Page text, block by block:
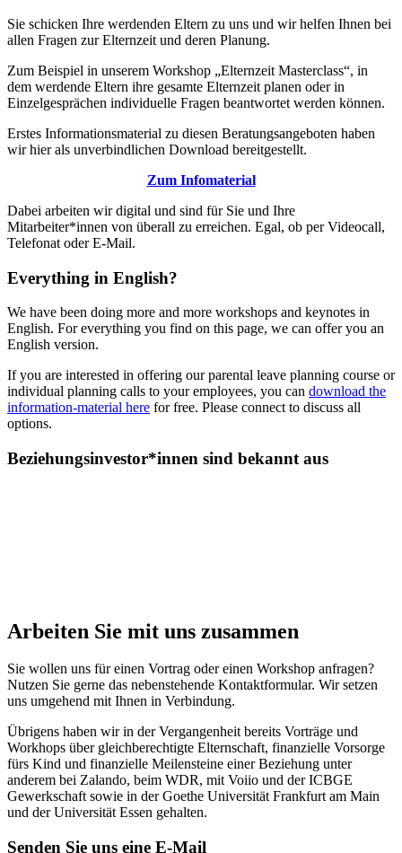
Sie schicken Ihre werdenden Eltern zu uns und wir helfen Ihnen bei
allen Fragen zur Elternzeit und deren Planung.
Zum Beispiel in unserem Workshop „Elternzeit Masterclass“, in
dem werdende Eltern ihre gesamte Elternzeit planen oder in
Einzelgesprächen individuelle Fragen beantwortet werden können.
Erstes Informationsmaterial zu diesen Beratungsangeboten haben
wir hier als unverbindlichen Download bereitgestellt.
Zum Infomaterial
Dabei arbeiten wir digital und sind für Sie und Ihre
Mitarbeiter*innen von überall zu erreichen. Egal, ob per Videocall,
Telefonat oder E-Mail.
Everything in English?
We have been doing more and more workshops and keynotes in
English. For everything you find on this page, we can offer you an
English version.
If you are interested in offering our parental leave planning course or
individual planning calls to your employees, you can download the
information-material here for free. Please connect to discuss all
options.
Beziehungsinvestor*innen sind bekannt aus
Arbeiten Sie mit uns zusammen
Sie wollen uns für einen Vortrag oder einen Workshop anfragen?
Nutzen Sie gerne das nebenstehende Kontaktformular. Wir setzen
uns umgehend mit Ihnen in Verbindung.
Übrigens haben wir in der Vergangenheit bereits Vorträge und
Workhops über gleichberechtigte Elternschaft, finanzielle Vorsorge
fürs Kind und finanzielle Meilensteine einer Beziehung unter
anderem bei Zalando, beim WDR, mit Voiio und der ICBGE
Gewerkschaft sowie in der Goethe Universität Frankfurt am Main
und der Universität Essen gehalten.
Senden Sie uns eine E-Mail